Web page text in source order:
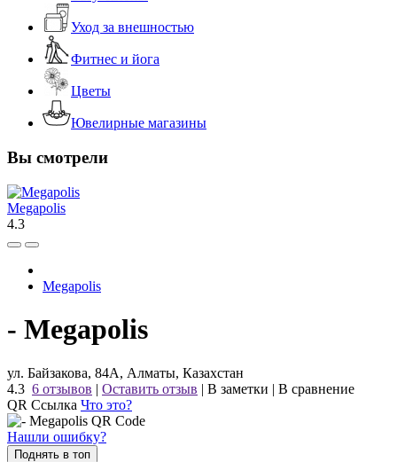
Уход за внешностью
Фитнес и йога
Цветы
Ювелирные магазины
Вы смотрели
Megapolis
4.3
Megapolis
- Megapolis
ул. Байзакова, 84А, Алматы, Казахстан
4.3 6 отзывов | Оставить отзыв | В заметки | В сравнение
QR Ссылка Что это?
Нашли ошибку?
Поднять в топ